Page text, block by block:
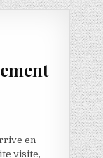
en
visite,